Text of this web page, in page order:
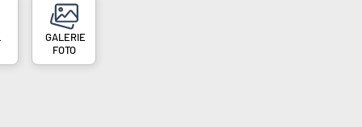
FOTO